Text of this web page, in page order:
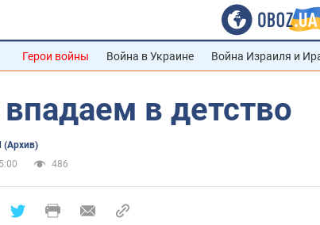
Герои войны Война в Украине Война Израиля и
в детство
(Архив)
486